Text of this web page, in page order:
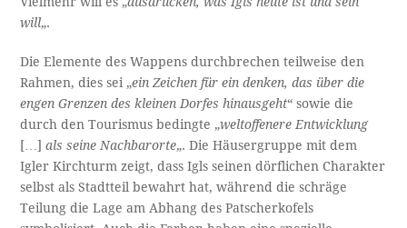
will„.
Die Elemente des Wappens durchbrechen teilweise den
Rahmen, dies sei „ein Zeichen für ein denken, das über die
engen Grenzen des kleinen Dorfes hinausgeht“ sowie die
durch den Tourismus bedingte „weltoffenere Entwicklung
[…] als seine Nachbarorte„. Die Häusergruppe mit dem
Igler Kirchturm zeigt, dass Igls seinen dörflichen Charakter
selbst als Stadtteil bewahrt hat, während die schräge
Teilung die Lage am Abhang des Patscherkofels